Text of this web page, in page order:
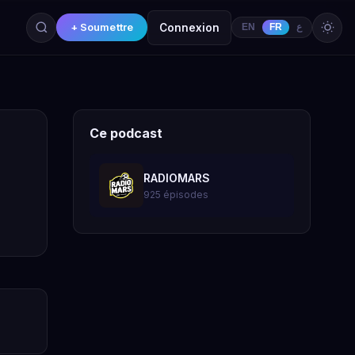
+ Soumettre Connexion EN FR ع
Ce podcast
RADIOMARS
925 épisodes